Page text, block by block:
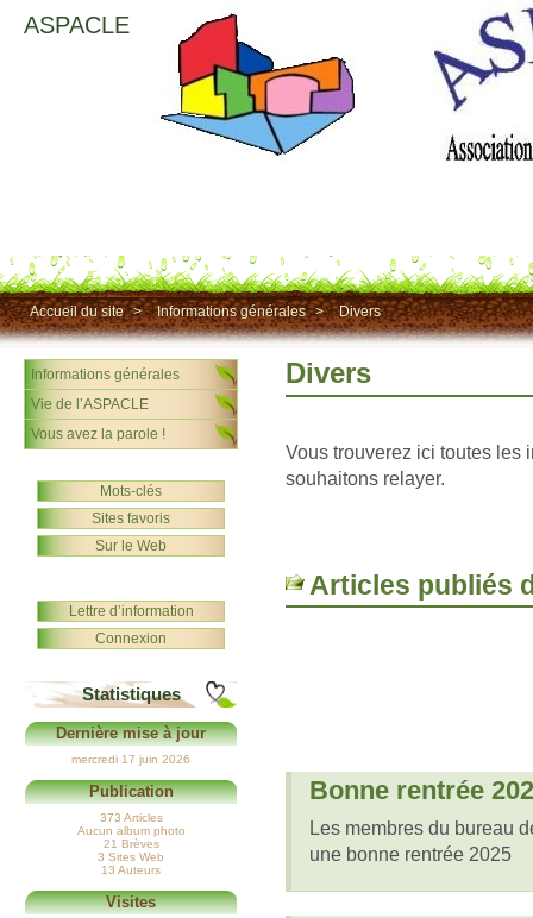
ASPACLE
Accueil du site > Informations générales > Divers
Divers
Vous trouverez ici toutes les
souhaitons relayer.
Articles publiés
Bonne rentrée
Les membres du bureau
une bonne rentrée 2025
Informations générales
Vie de l’ASPACLE
Vous avez la parole !
Mots-clés
Sites favoris
Sur le Web
Lettre d’information
Connexion
Statistiques
Dernière mise à jour
mercredi 17 juin 2026
Publication
373 Articles
Aucun album photo
21 Brèves
3 Sites Web
13 Auteurs
Visites